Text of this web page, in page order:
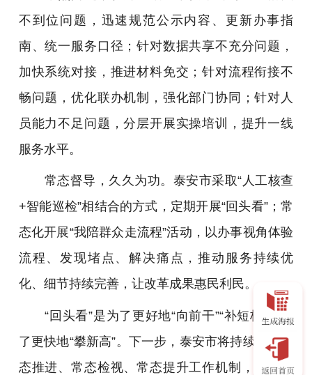
不到位问题，迅速规范公示内容、更新办事指
南、统一服务口径；针对数据共享不充分问题，
加快系统对接，推进材料免交；针对流程衔接不
畅问题，优化联办机制，强化部门协同；针对人
员能力不足问题，分层开展实操培训，提升一线
服务水平。
常态督导，久久为功。泰安市采取“人工核查
+智能巡检”相结合的方式，定期开展“回头看”；常
态化开展“我陪群众走流程”活动，以办事视角体验
流程、发现堵点、解决痛点，推动服务持续优
化、细节持续完善，让改革成果惠民利民。
“回头看”是为了更好地“向前干”“补短板”是为
了更快地“攀新高”。下一步，泰安市将持续健全常
态推进、常态检视、常态提升工作机制，持续扩